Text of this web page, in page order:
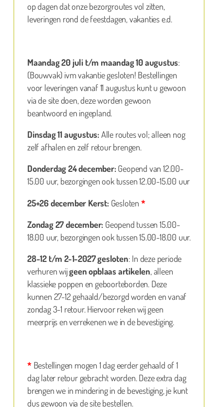
op dagen dat onze bezorgroutes vol zitten,
leveringen rond de feestdagen, vakanties e.d.
Maandag 20 juli t/m maandag 10 augustus:
(Bouwvak) ivm vakantie gesloten! Bestellingen
voor leveringen vanaf 11 augustus kunt u gewoon
via de site doen, deze worden gewoon
beantwoord en ingepland.
Dinsdag 11 augustus:Alle routes vol; alleen nog
zelf afhalen en zelf retour brengen.
Donderdag 24 december:Geopend van 12.00-
15.00 uur, bezorgingen ook tussen 12.00-15.00 uur
25+26 december Kerst:Gesloten *
Zondag 27 december: Geopend tussen 15.00-
18.00 uur, bezorgingen ook tussen 15.00-18.00 uur.
28-12 t/m 2-1-2027 gesloten: In deze periode
verhuren wijgeen opblaas artikelen, alleen
klassieke poppen en geboorteborden. Deze
kunnen 27-12 gehaald/bezorgd worden en vanaf
zondag 3-1 retour. Hiervoor reken wij geen
meerprijs en verrekenen we in de bevestiging.
* Bestellingen mogen 1 dag eerder gehaald of 1
dag later retour gebracht worden. Deze extra dag
brengen we in mindering in de bevestiging, je kunt
dus gewoon via de site bestellen.